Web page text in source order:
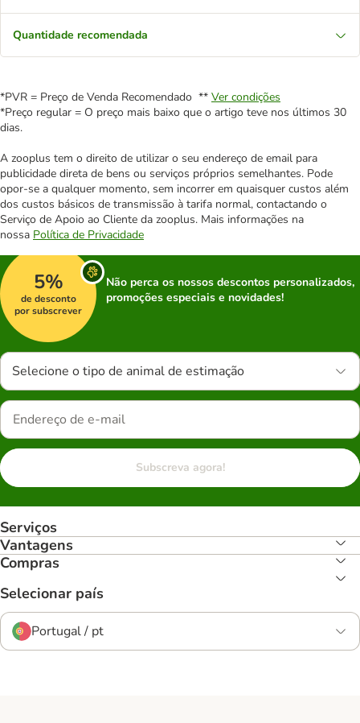
Quantidade recomendada
*PVR = Preço de Venda Recomendado ** Ver condições
*Preço regular = O preço mais baixo que o artigo teve nos últimos 30
dias.
A zooplus tem o direito de utilizar o seu endereço de email para
publicidade direta de bens ou serviços próprios semelhantes. Pode
opor-se a qualquer momento, sem incorrer em quaisquer custos além
dos custos básicos de transmissão à tarifa normal, contactando o
Serviço de Apoio ao Cliente da zooplus. Mais informações na
nossa Política de Privacidade
5%
de desconto
por subscrever
Não perca os nossos descontos personalizados,
promoções especiais e novidades!
Selecione o tipo de animal de estimação
Subscreva agora!
Serviços
Vantagens
Compras
Selecionar país
Portugal / pt